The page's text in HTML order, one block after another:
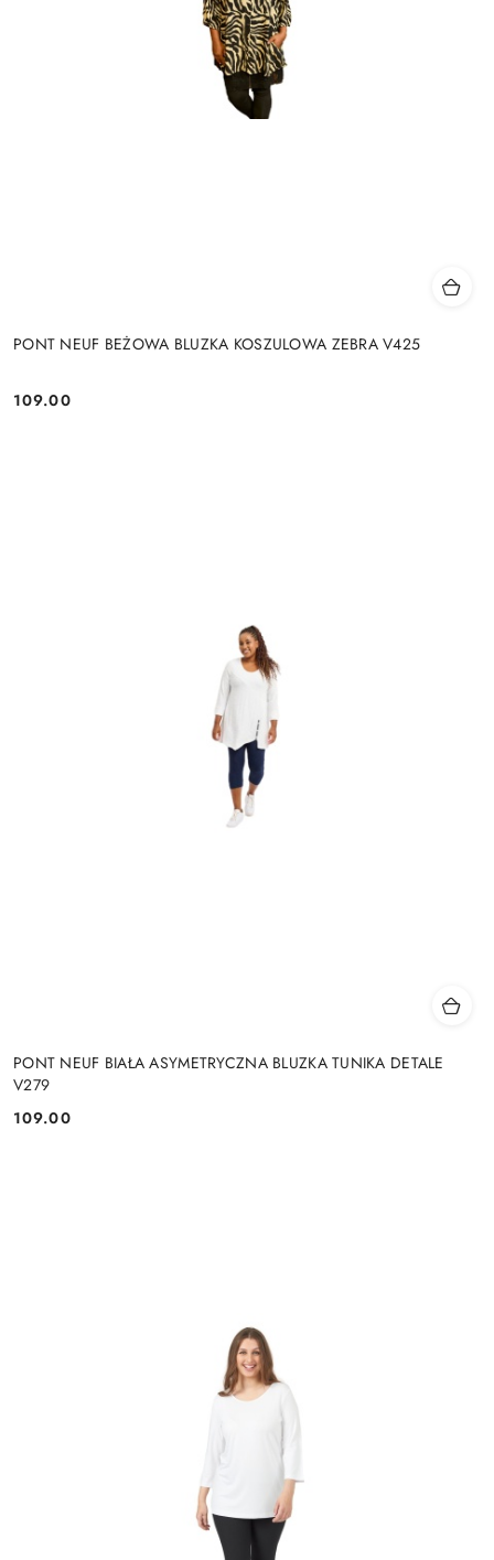
PONT NEUF BEŻOWA BLUZKA KOSZULOWA ZEBRA V425
Cena:
109.00
PONT NEUF BIAŁA ASYMETRYCZNA BLUZKA TUNIKA DETALE
V279
Cena:
109.00